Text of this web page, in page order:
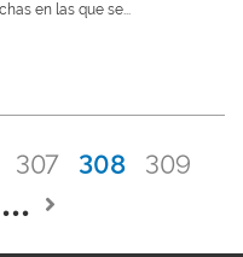
en las que se...
307 308
309